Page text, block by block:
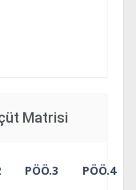
Matrisi
PÖÖ.3 PÖÖ.4